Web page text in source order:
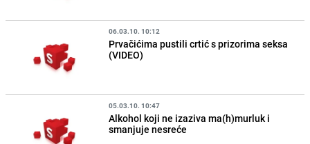
06.03.10. 10:12
Prvačićima pustili crtić s prizorima seksa
(VIDEO)
05.03.10. 10:47
Alkohol koji ne izaziva ma(h)murluk i
smanjuje nesreće